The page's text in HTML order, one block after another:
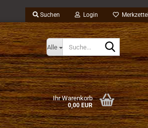
Suchen Login Merkzettel
Alle
Suche...
Ihr Warenkorb
0,00 EUR